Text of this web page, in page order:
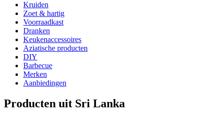
Kruiden
Zoet & hartig
Voorraadkast
Dranken
Keukenaccessoires
Aziatische producten
DIY
Barbecue
Merken
Aanbiedingen
Producten uit Sri Lanka